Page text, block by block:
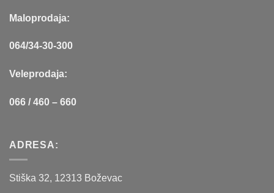
Maloprodaja:
064/34-30-300
Veleprodaja:
066 / 460 – 660
ADRESA:
Stiška 32, 12313 Boževac